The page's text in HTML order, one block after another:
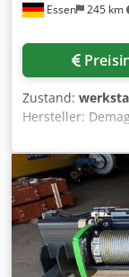
Essen 245 km
Zustand:
Hersteller:
Traglast ca.:
ca.: 1.400 mm
FEM/ISO 2m/M5
0,8/8,0 m/min
Bescheinigung
einen
Mechanischer
Katzfahrwerk